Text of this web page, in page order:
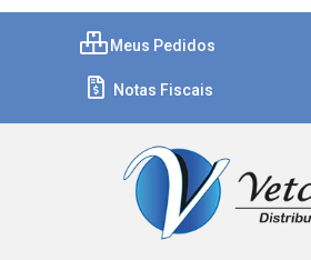
Meus Pedidos
Notas Fiscais